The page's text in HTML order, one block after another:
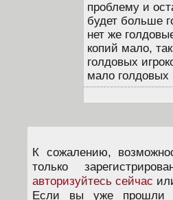
проблему и
будет больше
нет же
копий мало,
голдовых
мало голдовых
К сожалению,
только
авторизуйтесь сейчас
Если вы уже прошли